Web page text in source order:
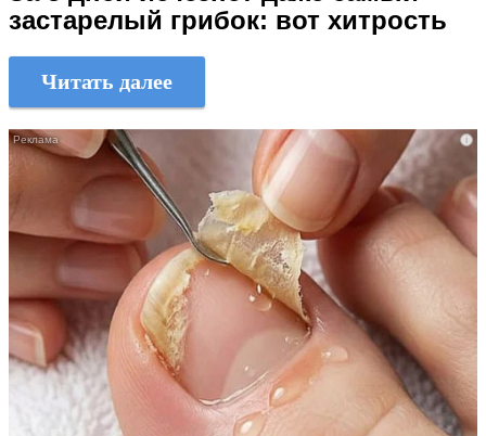
застарелый грибок: вот хитрость
Читать далее
i